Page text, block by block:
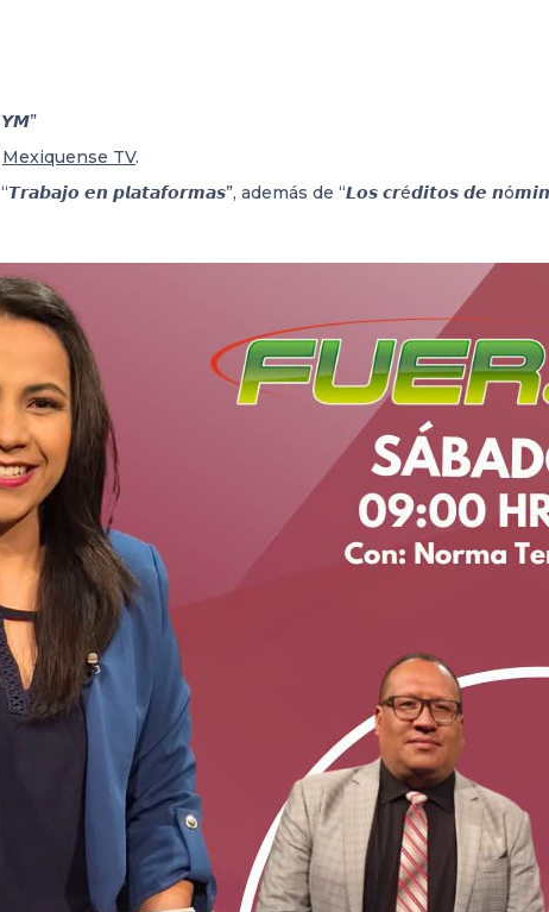
Mexiquense TV.
𝙚𝙣 𝙥𝙡𝙖𝙩𝙖𝙛𝙤𝙧𝙢𝙖𝙨”, además de “𝙇𝙤𝙨 𝙘𝙧é𝙙𝙞𝙩𝙤𝙨 𝙙𝙚